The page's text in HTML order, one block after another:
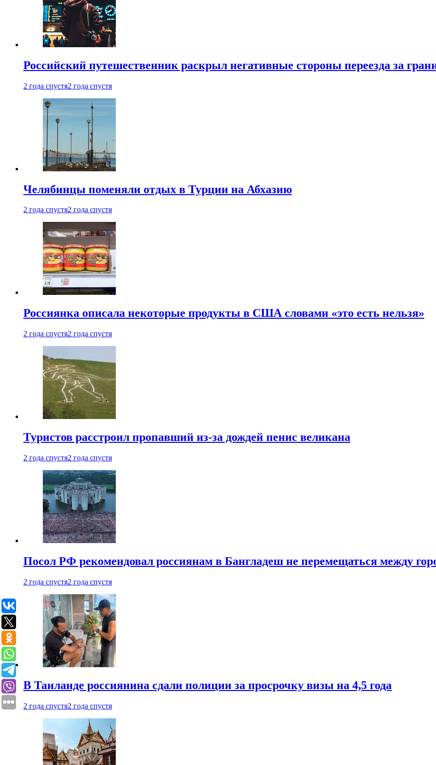
Российский путешественник раскрыл негативные стороны переезда за
2 года спустя2 года спустя
Челябинцы поменяли отдых в Турции на Абхазию
2 года спустя2 года спустя
Россиянка описала некоторые продукты в США словами «это есть нельзя»
2 года спустя2 года спустя
Туристов расстроил пропавший из-за дождей пенис великана
2 года спустя2 года спустя
Посол РФ рекомендовал россиянам в Бангладеш не перемещаться между
2 года спустя2 года спустя
В Таиланде россиянина сдали полиции за просрочку визы на 4,5 года
2 года спустя2 года спустя